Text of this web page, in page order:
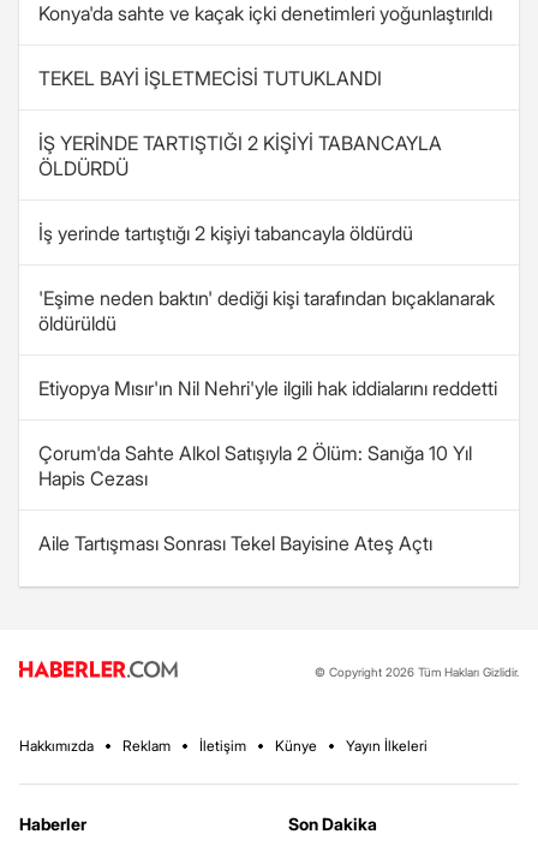
Konya'da sahte ve kaçak içki denetimleri yoğunlaştırıldı
TEKEL BAYİ İŞLETMECİSİ TUTUKLANDI
İŞ YERİNDE TARTIŞTIĞI 2 KİŞİYİ TABANCAYLA
ÖLDÜRDÜ
İş yerinde tartıştığı 2 kişiyi tabancayla öldürdü
'Eşime neden baktın' dediği kişi tarafından bıçaklanarak
öldürüldü
Etiyopya Mısır'ın Nil Nehri'yle ilgili hak iddialarını reddetti
Çorum'da Sahte Alkol Satışıyla 2 Ölüm: Sanığa 10 Yıl
Hapis Cezası
Aile Tartışması Sonrası Tekel Bayisine Ateş Açtı
© Copyright 2026 Tüm Hakları Gizlidir.
Hakkımızda Reklam İletişim Künye Yayın İlkeleri
Haberler
Son Dakika